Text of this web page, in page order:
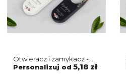
Otwieracz i zamykacz -
PasteLove Motyw 4
Personalizuj od 5,18 zł